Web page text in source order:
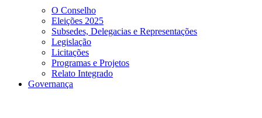
O Conselho
Eleições 2025
Subsedes, Delegacias e Representações
Legislação
Licitações
Programas e Projetos
Relato Integrado
Governança